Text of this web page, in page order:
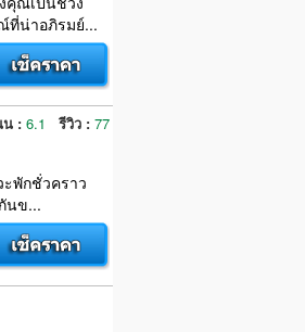
ที่น่าอภิรมย์...
น : 6.1 รีวิว : 77
ะพักชั่วคราว
นข...